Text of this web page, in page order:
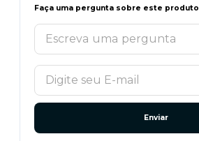
Faça uma pergunta sobre este produto
Enviar